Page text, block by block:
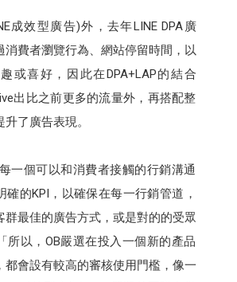
成效型廣告)外，去年LINE DPA廣
消費者瀏覽行為、網站停留時間，以
或喜好，因此在DPA+LAP的結合
出比之前更多的流量外，再搭配整
了廣告表現。
一個可以和消費者接觸的行銷溝通
確的KPI，以確保在每一行銷管道，
群最佳的廣告方式，或是對的的受眾
所以，OB嚴選在投入一個新的產品
都會設有較高的審核使用門檻，像一